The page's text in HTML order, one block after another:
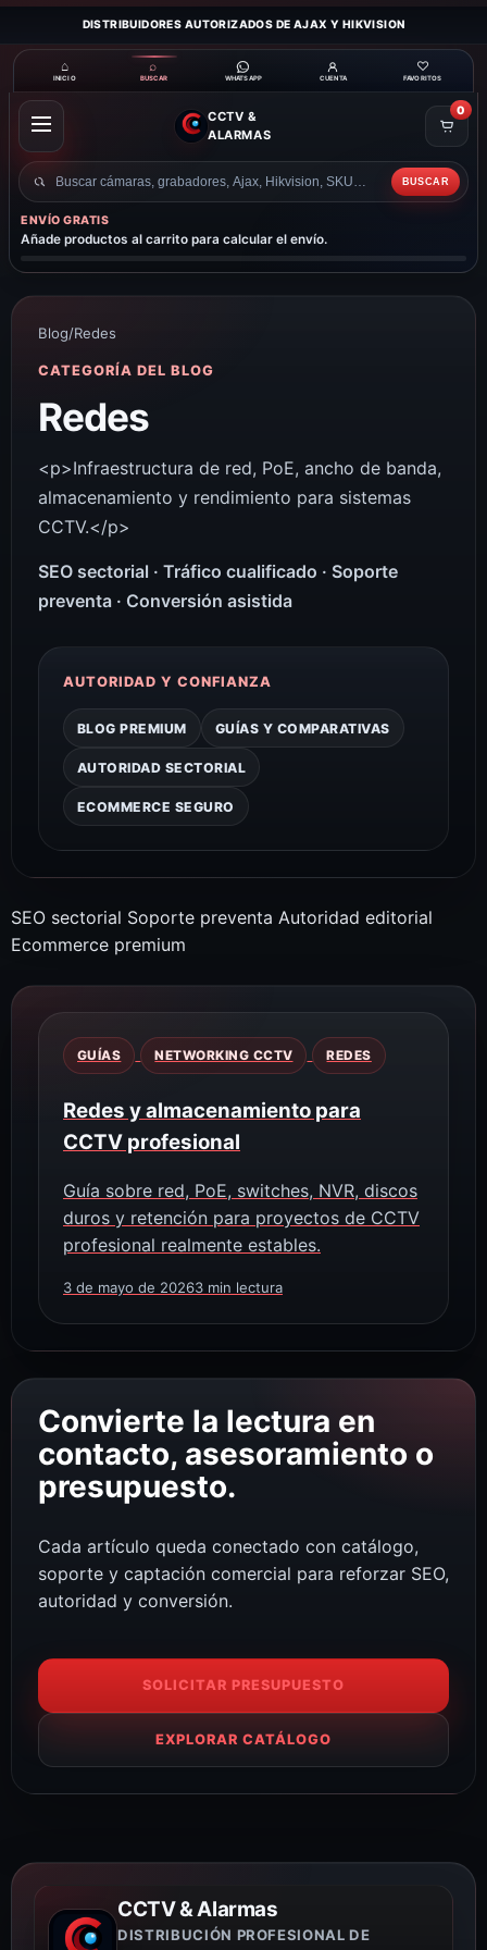
DISTRIBUIDORES AUTORIZADOS DE AJAX Y HIKVISION
⌂
INICIO
⌕
BUSCAR WHATSAPP CUENTA
♡
FAVORITOS
ABRIR
MENÚ
CCTV &
ALARMAS
Buscar
productos
BUSCAR
0
ENVÍO GRATIS
Añade productos al carrito para calcular el envío.
Blog/Redes
CATEGORÍA DEL BLOG
Redes
<p>Infraestructura de red, PoE, ancho de banda,
almacenamiento y rendimiento para sistemas
CCTV.</p>
SEO sectorial · Tráfico cualificado · Soporte
preventa · Conversión asistida
AUTORIDAD Y CONFIANZA
BLOG PREMIUM GUÍAS Y COMPARATIVAS
AUTORIDAD SECTORIAL
ECOMMERCE SEGURO
SEO sectorial Soporte preventa Autoridad editorial
Ecommerce premium
GUÍAS NETWORKING CCTV REDES
Redes y almacenamiento para
CCTV profesional
Guía sobre red, PoE, switches, NVR, discos
duros y retención para proyectos de CCTV
profesional realmente estables.
3 de mayo de 20263 min lectura
Convierte la lectura en
contacto, asesoramiento o
presupuesto.
Cada artículo queda conectado con catálogo,
soporte y captación comercial para reforzar SEO,
autoridad y conversión.
SOLICITAR PRESUPUESTO
EXPLORAR CATÁLOGO
CCTV & Alarmas
DISTRIBUCIÓN PROFESIONAL DE